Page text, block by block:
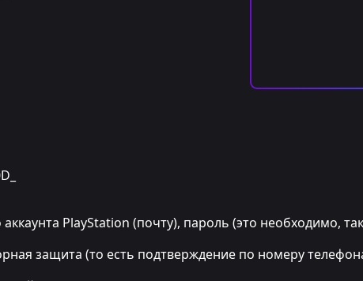
PlayStation (почту), пароль (это необходимо,
защита (то есть подтверждение по номеру